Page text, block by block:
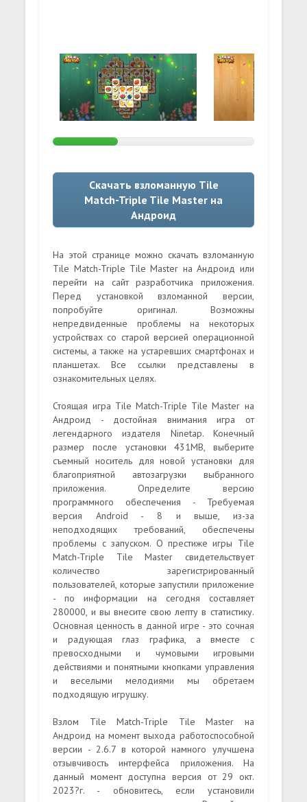
Скачать взломанную Tile
Match-Triple Tile Master на
Андроид
На этой странице можно скачать взломанную
Tile Match-Triple Tile Master на Андроид или
перейти на сайт разработчика приложения.
Перед установкой взломанной версии,
попробуйте оригинал. Возможны
непредвиденные проблемы на некоторых
устройствах со старой версией операционной
системы, а также на устаревших смартфонах и
планшетах. Все ссылки представлены в
ознакомительных целях.
Стоящая игра Tile Match-Triple Tile Master на
Андроид - достойная внимания игра от
легендарного издателя Ninetap. Конечный
размер после установки 431MB, выберите
съемный носитель для новой установки для
благоприятной автозагрузки выбранного
приложения. Определите версию
программного обеспечения - Требуемая
версия Android - 8 и выше, из-за
неподходящих требований, обеспечены
проблемы с запуском. О престиже игры Tile
Match-Triple Tile Master свидетельствует
количество зарегистрированный
пользователей, которые запустили приложение
- по информации на сегодня составляет
280000, и вы внесите свою лепту в статистику.
Основная ценность в данной игре - это сочная
и радующая глаз графика, а вместе с
превосходными и чумовыми игровыми
действиями и понятными кнопками управления
и веселыми мелодиями мы обретаем
подходящую игрушку.
Взлом Tile Match-Triple Tile Master на
Андроид на момент выхода работоспособной
версии - 2.6.7 в которой намного улучшена
отзывчивость интерфейса приложения. На
данный момент доступна версия от 29 окт.
2023?г. - обновитесь, если установили